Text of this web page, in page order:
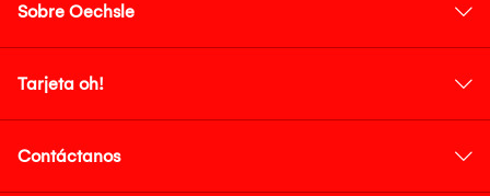
Sobre Oechsle
Tarjeta oh!
Contáctanos